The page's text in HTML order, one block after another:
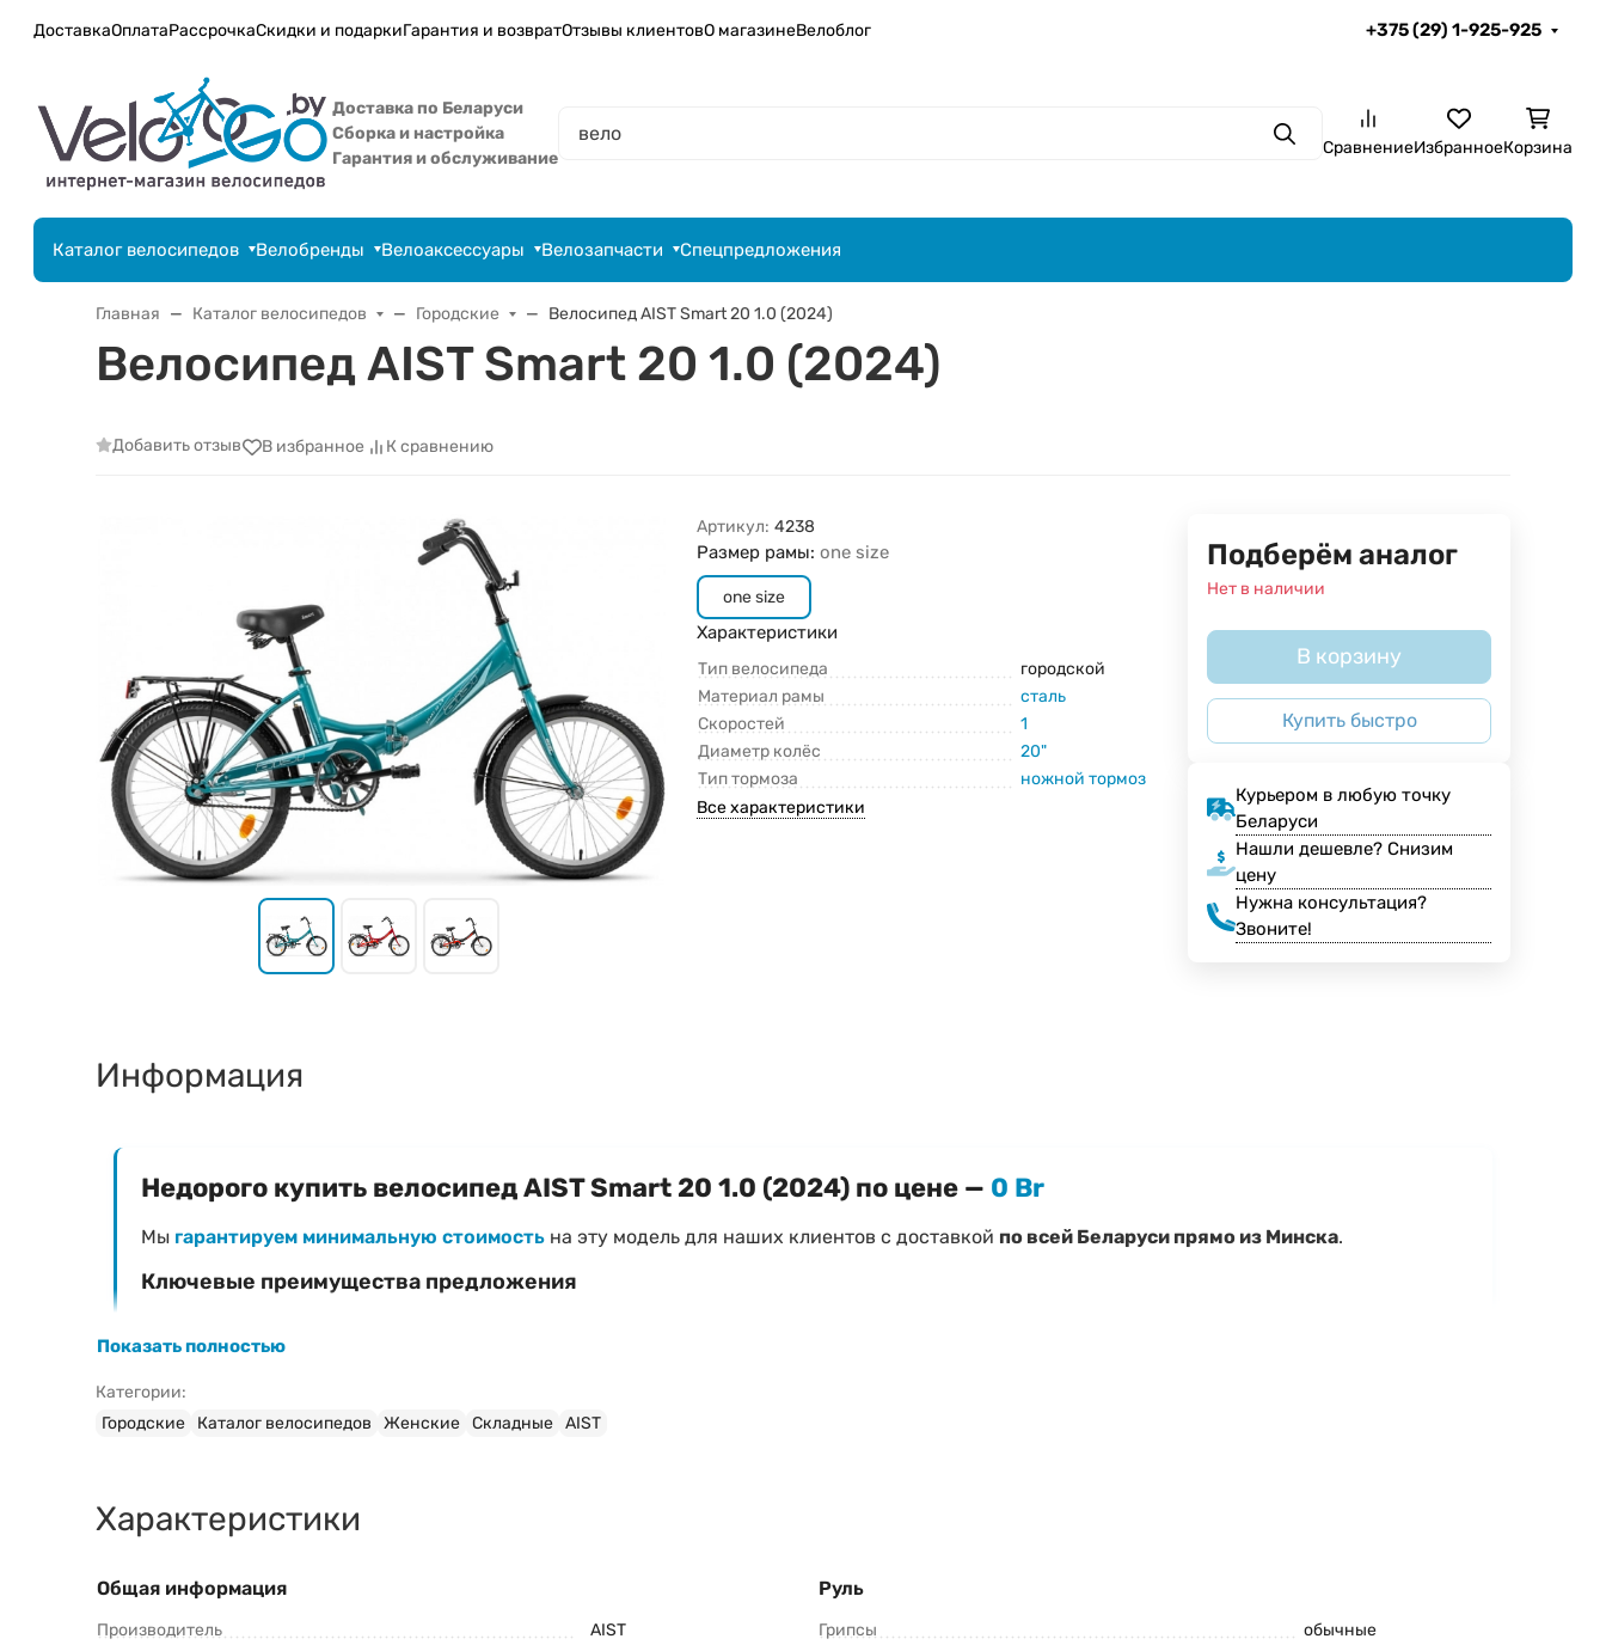
ДоставкаОплатаРассрочкаСкидки и подаркиГарантия и возвратОтзывы клиентовО магазинеВелоблог +375 (29) 1-925-925
Доставка по Беларуси
Сборка и настройка
Гарантия и обслуживание
ПоискСравнениеИзбранноеКорзина
Каталог велосипедов Велобренды Велоаксессуары Велозапчасти Спецпредложения
Главная Каталог велосипедов Городские Велосипед AIST Smart 20 1.0 (2024)
Велосипед AIST Smart 20 1.0 (2024)
Добавить отзыв В избранное К сравнению
Артикул: 4238
Размер рамы:one size
one size
Характеристики
Тип велосипеда
городской
Материал рамы
сталь
Скоростей
1
Диаметр колёс
20"
Тип тормоза
ножной тормоз
Все характеристики
Подберём аналог
Нет в наличии
В корзину
Купить быстро
Курьером в любую точку
Беларуси
Нашли дешевле? Снизим
цену
Нужна консультация?
Звоните!
Информация
Недорого купить велосипед AIST Smart 20 1.0 (2024) по цене — 0 Br
Мы гарантируем минимальную стоимость на эту модель для наших клиентов с доставкой по всей Беларуси прямо из Минска.
Ключевые преимущества предложения
Затрудняетесь с выбором модели?
Свяжитесь с консультантом для быстрого ответа!
Наш менеджер поможет подтвердить наличие, уточнить характеристики AIST
Smart 20 1.0 (2024) и оформить заказ.
Показать полностью
Категории:
Городские
Каталог велосипедов Женские Складные AIST
Характеристики
Общая информация
Производитель AIST
Руль
Грипсы обычные